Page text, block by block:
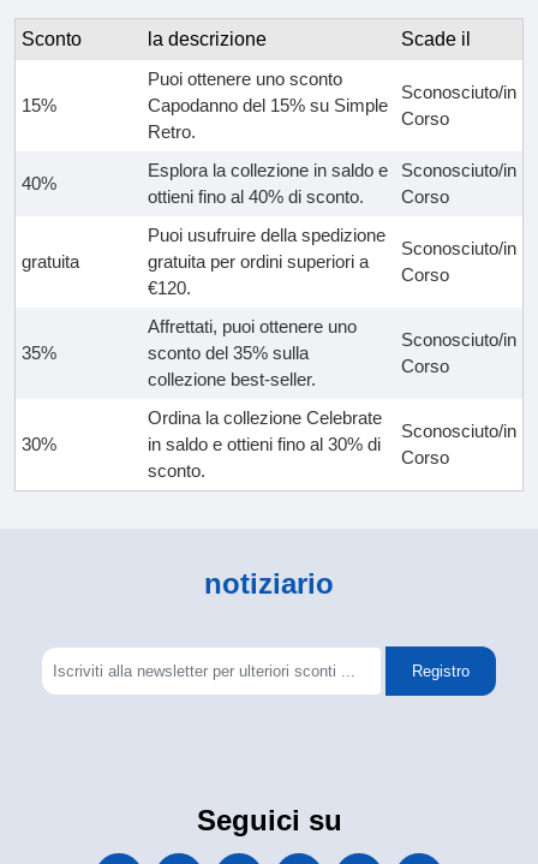
Sconto la descrizione Scade il
15%
Puoi ottenere uno sconto
Capodanno del 15% su Simple
Retro.
Sconosciuto/in
Corso
40%
Esplora la collezione in saldo e
ottieni fino al 40% di sconto.
Sconosciuto/in
Corso
gratuita
Puoi usufruire della spedizione
gratuita per ordini superiori a
€120.
Sconosciuto/in
Corso
35%
Affrettati, puoi ottenere uno
sconto del 35% sulla
collezione best-seller.
Sconosciuto/in
Corso
30%
Ordina la collezione Celebrate
in saldo e ottieni fino al 30% di
sconto.
Sconosciuto/in
Corso
notiziario
Registro
Seguici su